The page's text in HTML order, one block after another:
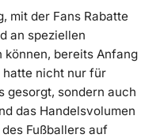
mit der Fans Rabatte
an speziellen
bereits Anfang
nicht nur für
gesorgt, sondern auch
das Handelsvolumen
Fußballers auf